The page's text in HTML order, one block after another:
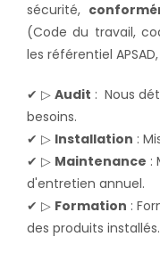
sécurité,
(Code du travail,
les référentiel
✔ ▷ Audit : Nous
besoins.
✔ ▷ Installation :
✔ ▷ Maintenance :
d'entretien annuel.
✔ ▷ Formation :
des produits installés.